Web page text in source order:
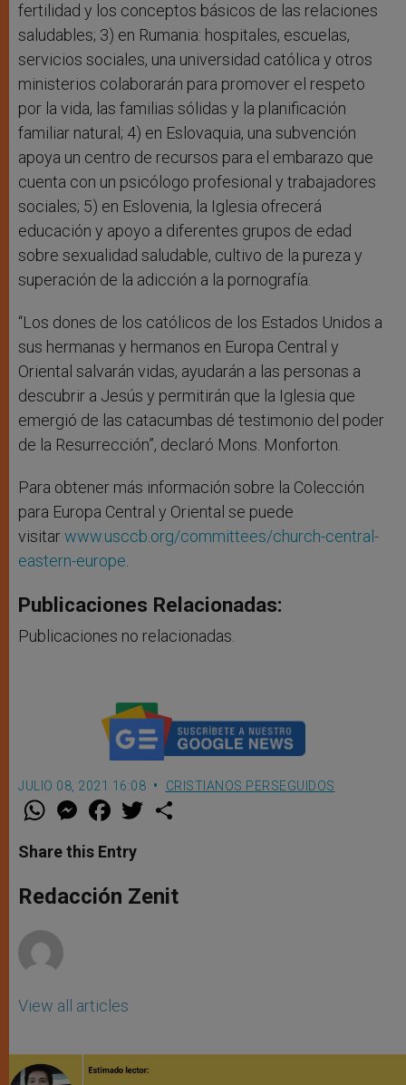
fertilidad y los conceptos básicos de las relaciones
saludables; 3) en Rumania: hospitales, escuelas,
servicios sociales, una universidad católica y otros
ministerios colaborarán para promover el respeto
por la vida, las familias sólidas y la planificación
familiar natural; 4) en Eslovaquia, una subvención
apoya un centro de recursos para el embarazo que
cuenta con un psicólogo profesional y trabajadores
sociales; 5) en Eslovenia, la Iglesia ofrecerá
educación y apoyo a diferentes grupos de edad
sobre sexualidad saludable, cultivo de la pureza y
superación de la adicción a la pornografía.
“Los dones de los católicos de los Estados Unidos a
sus hermanas y hermanos en Europa Central y
Oriental salvarán vidas, ayudarán a las personas a
descubrir a Jesús y permitirán que la Iglesia que
emergió de las catacumbas dé testimonio del poder
de la Resurrección”, declaró Mons. Monforton.
Para obtener más información sobre la Colección
para Europa Central y Oriental se puede
visitarwww.usccb.org/committees/church-central-
eastern-europe
Publicaciones Relacionadas:
Publicaciones no relacionadas.
JULIO 08, 2021 16:08 CRISTIANOS PERSEGUIDOS
W
t
s
p
p
M
e
s
e
g
e
F
a
e
b
o
k
w
r
Share this Entry
Redacción Zenit
View all articles